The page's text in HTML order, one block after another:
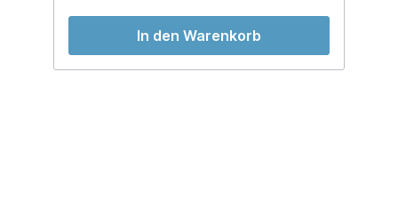
In den Warenkorb